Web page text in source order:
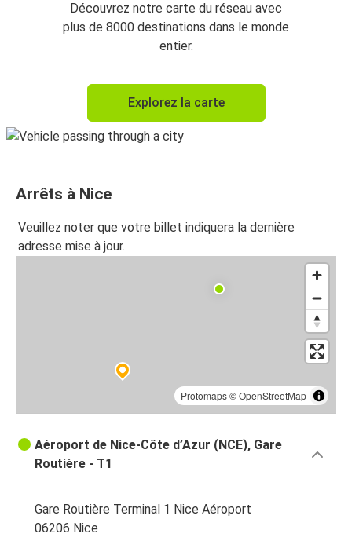
Paris
Milan
Aix-en-Provence
Nice
Aix-en-Provence
Nice
Sanremo
Découvrez notre carte du réseau avec
plus de 8000 destinations dans le monde
entier.
Explorez la carte
Arrêts à Nice
Veuillez noter que votre billet indiquera la dernière
adresse mise à jour.
Protomaps©OpenStreetMap
Aéroport de Nice-Côte d’Azur (NCE), Gare
Routière - T1
Gare Routière Terminal 1 Nice Aéroport
06206 Nice